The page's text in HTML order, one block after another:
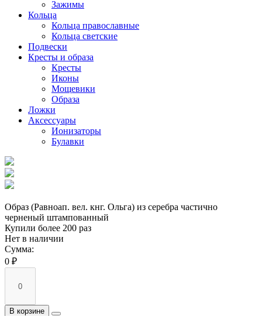
Зажимы
Кольца
Кольца православные
Кольца светские
Подвески
Кресты и образа
Кресты
Иконы
Мощевики
Образа
Ложки
Аксессуары
Ионизаторы
Булавки
Образ (Равноап. вел. кнг. Ольга) из серебра частично
черненый штампованный
Купили более 200 раз
Нет в наличии
Сумма:
0 ₽
В корзине